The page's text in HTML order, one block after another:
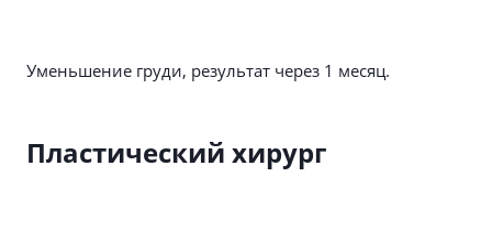
Уменьшение груди, результат через 1 месяц.
Пластический хирург